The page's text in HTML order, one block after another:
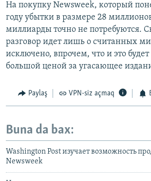
На покупку Newsweek, который
году убытки в размере 28
миллиарды точно не потребуются.
разговор идет лишь о считанных
исключено, впрочем, что и это
большой ценой за угасающее
Paylaş VPN-siz açmaq
Buna da bax:
Washington Post изучает возможность
Newsweek